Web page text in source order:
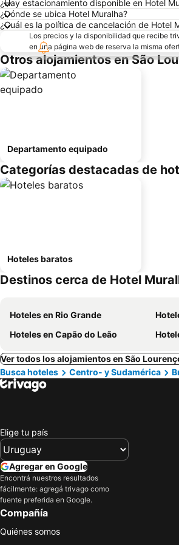
¿Hay estacionamiento disponible en Hotel
¿Dónde se ubica Hotel Muralha?
¿Cuál es la política de cancelación de Hotel
Los precios y la disponibilidad que recibe
en una página web de reserva la misma
Otros alojamientos en São
Departamento equipado
Categorías destacadas de
Hoteles baratos
Destinos cerca de Hotel
Hoteles en Rio Grande
Hoteles en Capão do Leão
Ver todos los alojamientos en São
Busca hoteles
Centro- y Sudamérica
Elige tu país
Agregar en Google
Encontrá nuestros resultados
fácilmente: agregá trivago como
fuente preferida en Google.
Compañía
Quiénes somos